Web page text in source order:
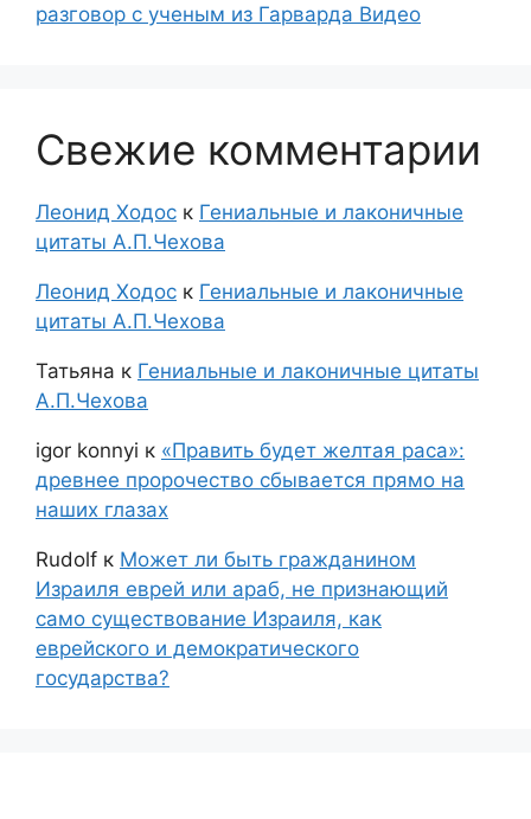
разговор с ученым из Гарварда Видео
Свежие комментарии
Леонид Ходос к Гениальные и лаконичные
цитаты А.П.Чехова
Леонид Ходос к Гениальные и лаконичные
цитаты А.П.Чехова
Татьяна к Гениальные и лаконичные цитаты
А.П.Чехова
igor konnyi к «Править будет желтая раса»:
древнее пророчество сбывается прямо на
наших глазах
Rudolf к Может ли быть гражданином
Израиля еврей или араб, не признающий
само существование Израиля, как
еврейского и демократического
государства?